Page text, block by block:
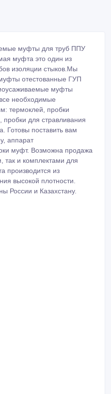
муфта это один из
изоляции стыков.Мы
отестованные ГУП
муфты
необходимые
термоклей, пробки
для стравливания
Готовы поставить вам
аппарат
муфт. Возможна продажа
так и комплектами для
производится из
высокой плотности.
России и Казахстану.